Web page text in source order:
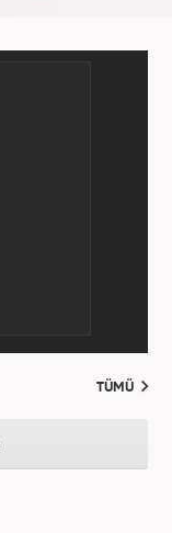
TÜMÜ